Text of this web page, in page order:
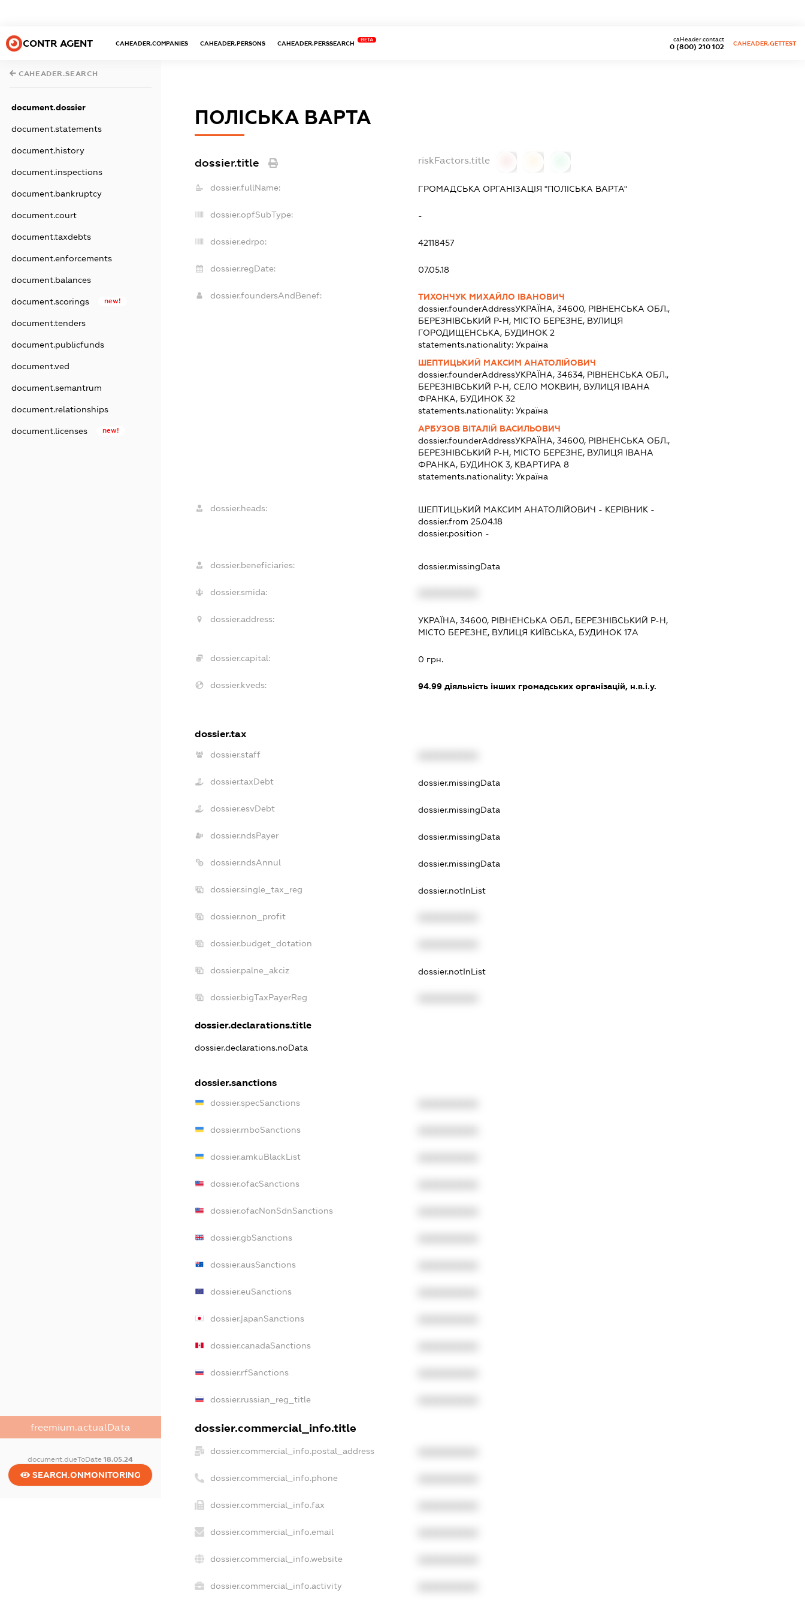
CONTR AGENT CAHEADER.COMPANIES CAHEADER.PERSONS CAHEADER.PERSSEARCH
BETA
0 (800) 210 102
caHeader.contact
CAHEADER.GETTEST
CAHEADER.SEARCH
document.dossier
document.statements
document.history
document.inspections
document.bankruptcy
document.court
document.taxdebts
document.enforcements
document.balances
document.scorings new!
document.tenders
document.publicfunds
document.ved
document.semantrum
document.relationships
document.licenses new!
freemium.actualData
document.dueToDate18.05.24
SEARCH.ONMONITORING
ПОЛІСЬКА ВАРТА
dossier.title riskFactors.title
dossier.fullName: ГРОМАДСЬКА ОРГАНІЗАЦІЯ "ПОЛІСЬКА ВАРТА"
dossier.opfSubType: -
dossier.edrpo: 42118457
dossier.regDate: 07.05.18
dossier.foundersAndBenef:
ТИХОНЧУК МИХАЙЛО ІВАНОВИЧ
dossier.founderAddressУКРАЇНА, 34600, РІВНЕНСЬКА ОБЛ.,
БЕРЕЗНІВСЬКИЙ Р-Н, МІСТО БЕРЕЗНЕ, ВУЛИЦЯ
ГОРОДИЩЕНСЬКА, БУДИНОК 2
statements.nationality: Україна
ШЕПТИЦЬКИЙ МАКСИМ АНАТОЛІЙОВИЧ
dossier.founderAddressУКРАЇНА, 34634, РІВНЕНСЬКА ОБЛ.,
БЕРЕЗНІВСЬКИЙ Р-Н, СЕЛО МОКВИН, ВУЛИЦЯ ІВАНА
ФРАНКА, БУДИНОК 32
statements.nationality: Україна
АРБУЗОВ ВІТАЛІЙ ВАСИЛЬОВИЧ
dossier.founderAddressУКРАЇНА, 34600, РІВНЕНСЬКА ОБЛ.,
БЕРЕЗНІВСЬКИЙ Р-Н, МІСТО БЕРЕЗНЕ, ВУЛИЦЯ ІВАНА
ФРАНКА, БУДИНОК 3, КВАРТИРА 8
statements.nationality: Україна
dossier.heads: ШЕПТИЦЬКИЙ МАКСИМ АНАТОЛІЙОВИЧ - КЕРІВНИК-
dossier.from 25.04.18
dossier.position -
dossier.beneficiaries: dossier.missingData
dossier.smida:
dossier.address:
УКРАЇНА, 34600, РІВНЕНСЬКА ОБЛ., БЕРЕЗНІВСЬКИЙ Р-Н,
МІСТО БЕРЕЗНЕ, ВУЛИЦЯ КИЇВСЬКА, БУДИНОК 17А
dossier.capital: 0 грн.
dossier.kveds: 94.99діяльність інших громадських організацій, н.в.і.у.
dossier.tax
dossier.staff
dossier.taxDebt dossier.missingData
dossier.esvDebt dossier.missingData
dossier.ndsPayer dossier.missingData
dossier.ndsAnnul dossier.missingData
dossier.single_tax_reg dossier.notInList
dossier.non_profit
dossier.budget_dotation
dossier.palne_akciz dossier.notInList
dossier.bigTaxPayerReg
dossier.declarations.title
dossier.declarations.noData
dossier.sanctions
dossier.specSanctions
dossier.rnboSanctions
dossier.amkuBlackList
dossier.ofacSanctions
dossier.ofacNonSdnSanctions
dossier.gbSanctions
dossier.ausSanctions
dossier.euSanctions
dossier.japanSanctions
dossier.canadaSanctions
dossier.rfSanctions
dossier.russian_reg_title
dossier.commercial_info.title
dossier.commercial_info.postal_address
dossier.commercial_info.phone
dossier.commercial_info.fax
dossier.commercial_info.email
dossier.commercial_info.website
dossier.commercial_info.activity